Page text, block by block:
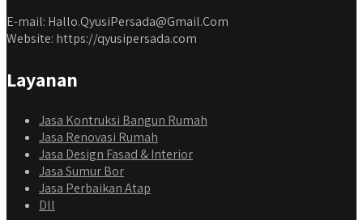
E-mail: Hallo.QyusiPersada@Gmail.Com
Website: https://qyusipersada.com
Layanan
Jasa Kontruksi Bangun Rumah
Jasa Renovasi Rumah
Jasa Design Fasad & Interior
Jasa Sumur Bor
Jasa Perbaikan Atap
Dll